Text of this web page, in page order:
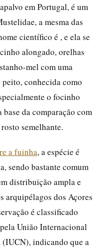
em Portugal, é um
a mesma das
científico é , e ela se
alongado, orelhas
mel com uma
conhecida como
o focinho
da comparação com
semelhante.
a fuinha, a espécie é
sendo bastante comum
distribuição ampla e
arquipélagos dos Açores
é classificado
pela União Internacional
(IUCN), indicando que a